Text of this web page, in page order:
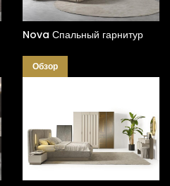
Nova Спальный гарнитур
Обзор